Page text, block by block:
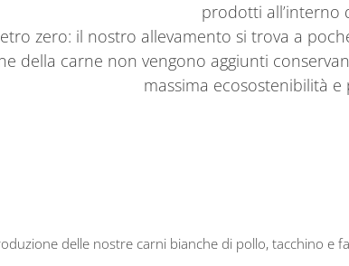
prodotti all’interno
zero: il nostro allevamento si trova a
della carne non vengono aggiunti
massima ecosostenibilità
delle nostre carni bianche di pollo, tacchino e